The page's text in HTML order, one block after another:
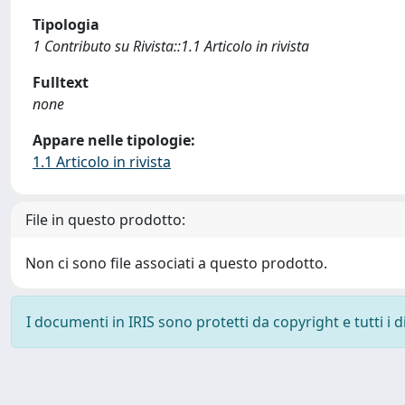
Tipologia
1 Contributo su Rivista::1.1 Articolo in rivista
Fulltext
none
Appare nelle tipologie:
1.1 Articolo in rivista
File in questo prodotto:
Non ci sono file associati a questo prodotto.
I documenti in IRIS sono protetti da copyright e tutti i